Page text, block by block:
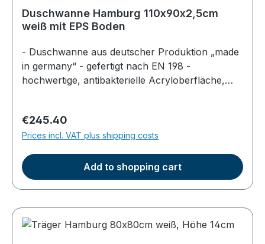
Duschwanne Hamburg 110x90x2,5cm
weiß mit EPS Boden
- Duschwanne aus deutscher Produktion „made
in germany“ - gefertigt nach EN 198 -
hochwertige, antibakterielle Acryloberfläche,
Dusche ca. 5,5cm - mit gerader EPS Unterseite
zum direkten Aufkleben geeignet (nicht für
Fußgestelle einsetzbar)
Regular price:
€245.40
Prices incl. VAT plus shipping costs
Add to shopping cart